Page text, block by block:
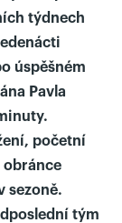
týdnech
úspěšném
Pavla
početní
obránce
sezoně.
tým